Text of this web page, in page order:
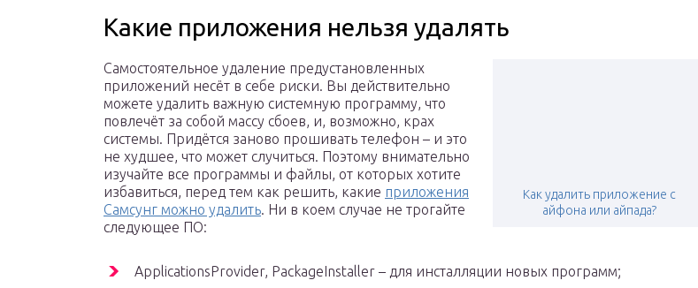
Какие приложения нельзя удалять
Как удалить приложение с
айфона или айпада?
Самостоятельное удаление предустановленных
приложений несёт в себе риски. Вы действительно
можете удалить важную системную программу, что
повлечёт за собой массу сбоев, и, возможно, крах
системы. Придётся заново прошивать телефон – и это
не худшее, что может случиться. Поэтому внимательно
изучайте все программы и файлы, от которых хотите
избавиться, перед тем как решить, какие приложения
Самсунг можно удалить. Ни в коем случае не трогайте
следующее ПО:
ApplicationsProvider, PackageInstaller – для инсталляции новых программ;